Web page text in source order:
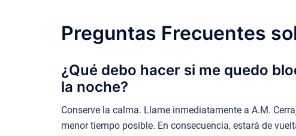
Preguntas Frecuentes
¿Qué debo hacer si me quedo
la noche?
Conserve la calma. Llame inmediatamente a A.M.
menor tiempo posible. En consecuencia, estará de